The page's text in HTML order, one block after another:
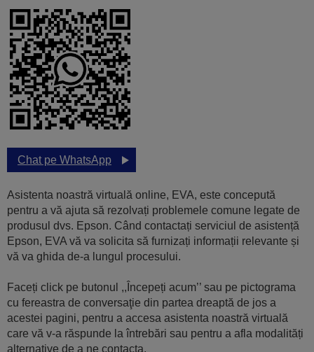
Chat pe WhatsApp
Asistenta noastră virtuală online, EVA, este concepută
pentru a vă ajuta să rezolvați problemele comune legate de
produsul dvs. Epson. Când contactați serviciul de asistență
Epson, EVA vă va solicita să furnizați informații relevante și
vă va ghida de-a lungul procesului.
Faceți click pe butonul ,,Începeți acum’’ sau pe pictograma
cu fereastra de conversaţie din partea dreaptă de jos a
acestei pagini, pentru a accesa asistenta noastră virtuală
care vă v-a răspunde la întrebări sau pentru a afla modalități
alternative de a ne contacta.